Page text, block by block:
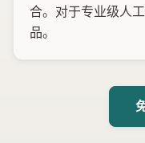
合。对于专业级人
品。